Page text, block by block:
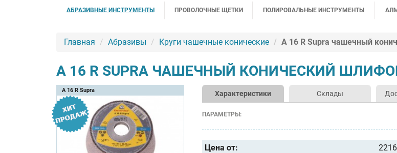
АБРАЗИВНЫЕ ИНСТРУМЕНТЫ ПРОВОЛОЧНЫЕ ЩЕТКИ ПОЛИРОВАЛЬНЫЕ ИНСТРУМЕНТЫ
Главная Абразивы Круги чашечные конические A 16 R Supra чашечный
A 16 R SUPRA ЧАШЕЧНЫЙ КОНИЧЕСКИЙ
A 16 R Supra Характеристики Склады
ПАРАМЕТРЫ:
Цена от: